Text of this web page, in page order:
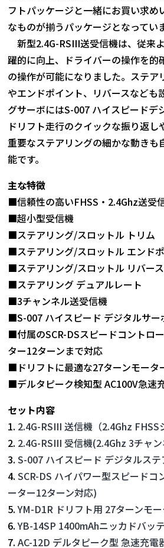
フトパッケージと一緒にお買い求め
なものが揃うパッケージとなってい
新型2.4G-RSIII送受信機は、従来
躍的に向上、ドライバーの操作を的
の操作が可能になりました。ステア
やエンドポイント、リバースなども
グサーボにはS-007 ハイスピードデ
ドリフト走行のクイックな振り返し
重要なステアリングの細かな動きも
能です。
主な特徴
■信頼性の高いFHSS・2.4Ghz送受
■超小型受信機
■ステアリング/スロットル トリム
■ステアリング/スロットル エンド
■ステアリング/スロットル リバー
■ステアリング デュアルレート
■3チャンネル送受信機
■S-007 ハイスピード デジタルサー
■付属のSCR-DSスピードコントロ
ター12ターンまで対応
■ドリフトに最適な27ターンモータ
■デルタピーク検知型 AC100V急速
セット内容
1. 2.4G-RSIII 送信機（2.4Ghz FHSS
2. 2.4G-RSIII 受信機(2.4Ghz 3チャ
3.S-007 ハイスピード デジタルス
4.SCR-DS ハイパワー型スピードコ
ーター12ターン対応)
5.YM-D1R ドリフト用 27ターンモ
6.YB-14SP 1400mAhニッカドバッ
7.AC-12D デルタピーク型 急速充電